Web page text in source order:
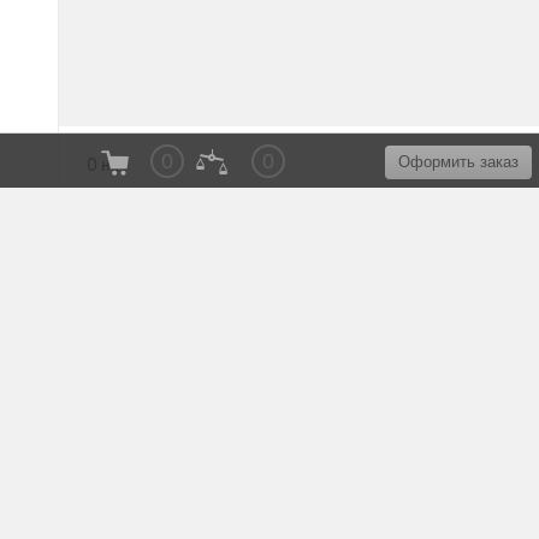
Оформить заказ
0 0
О нас
Доставка мебели